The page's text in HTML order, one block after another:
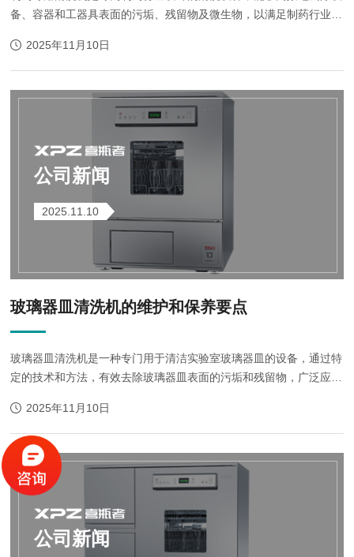
备、容器和工器具表面的污垢、残留物及微生物，以满足制药行业的
的耐用性。以下是制药专...
2025年11月10日
公司新闻
2025.11.10
玻璃器皿清洗机的维护和保养要点
玻璃器皿清洗机是一种专门用于清洁实验室玻璃器皿的设备，通过特
定的技术和方法，有效去除玻璃器皿表面的污垢和残留物，广泛应用
正常运行和延长使用寿命...
2025年11月10日
公司新闻